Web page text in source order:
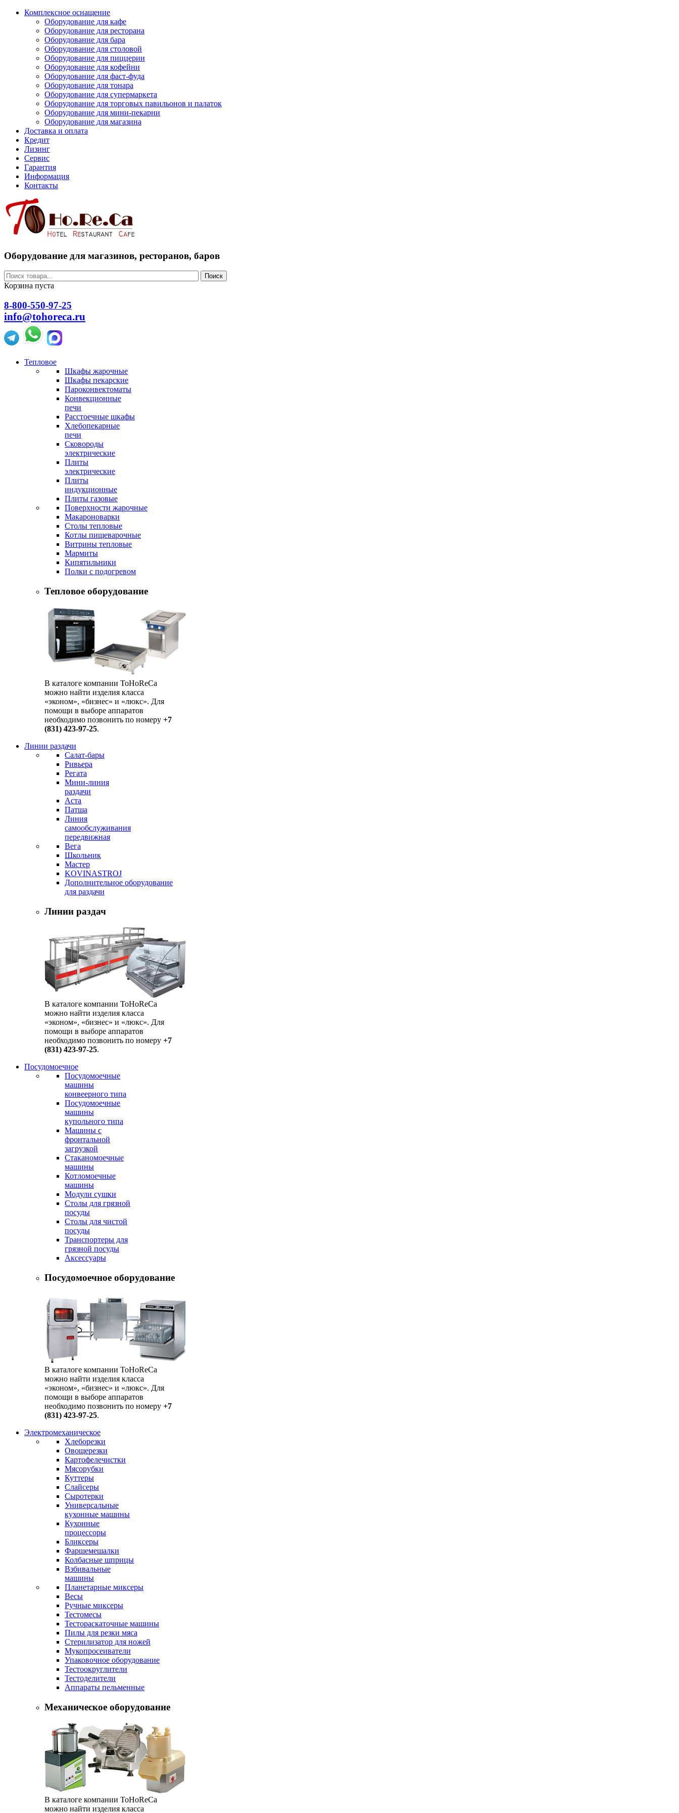
Комплексное оснащение
Оборудование для кафе
Оборудование для ресторана
Оборудование для бара
Оборудование для столовой
Оборудование для пиццерии
Оборудование для кофейни
Оборудование для фаст-фуда
Оборудование для тонара
Оборудование для супермаркета
Оборудование для торговых павильонов и палаток
Оборудование для мини-пекарни
Оборудование для магазина
Доставка и оплата
Кредит
Лизинг
Сервис
Гарантия
Информация
Контакты
Оборудование для магазинов, ресторанов, баров
Поиск
Корзина пуста
8-800-550-97-25
info@tohoreca.ru
Тепловое
Шкафы жарочные
Шкафы пекарские
Пароконвектоматы
Конвекционные
печи
Расстоечные шкафы
Хлебопекарные
печи
Сковороды
электрические
Плиты
электрические
Плиты
индукционные
Плиты газовые
Поверхности жарочные
Макароноварки
Столы тепловые
Котлы пищеварочные
Витрины тепловые
Мармиты
Кипятильники
Полки с подогревом
Тепловое оборудование
В каталоге компании ToHoReCa
можно найти изделия класса
«эконом», «бизнес» и «люкс». Для
помощи в выборе аппаратов
необходимо позвонить по номеру +7
(831) 423-97-25.
Линии раздачи
Салат-бары
Ривьера
Регата
Мини-линия
раздачи
Аста
Патша
Линия
самообслуживания
передвижная
Вега
Школьник
Мастер
KOVINASTROJ
Дополнительное оборудование
для раздачи
Линии раздач
В каталоге компании ToHoReCa
можно найти изделия класса
«эконом», «бизнес» и «люкс». Для
помощи в выборе аппаратов
необходимо позвонить по номеру +7
(831) 423-97-25.
Посудомоечное
Посудомоечные
машины
конвеерного типа
Посудомоечные
машины
купольного типа
Машины с
фронтальной
загрузкой
Стаканомоечные
машины
Котломоечные
машины
Модули сушки
Столы для грязной
посуды
Столы для чистой
посуды
Транспортеры для
грязной посуды
Аксессуары
Посудомоечное оборудование
В каталоге компании ToHoReCa
можно найти изделия класса
«эконом», «бизнес» и «люкс». Для
помощи в выборе аппаратов
необходимо позвонить по номеру +7
(831) 423-97-25.
Электромеханическое
Хлеборезки
Овощерезки
Картофелечистки
Мясорубки
Куттеры
Слайсеры
Сыротерки
Универсальные
кухонные машины
Кухонные
процессоры
Бликсеры
Фаршемешалки
Колбасные шприцы
Взбивальные
машины
Планетарные миксеры
Весы
Ручные миксеры
Тестомесы
Тестораскаточные машины
Пилы для резки мяса
Стерилизатор для ножей
Мукопросеиватели
Упаковочное оборудование
Тестоокруглители
Тестоделители
Аппараты пельменные
Механическое оборудование
В каталоге компании ToHoReCa
можно найти изделия класса